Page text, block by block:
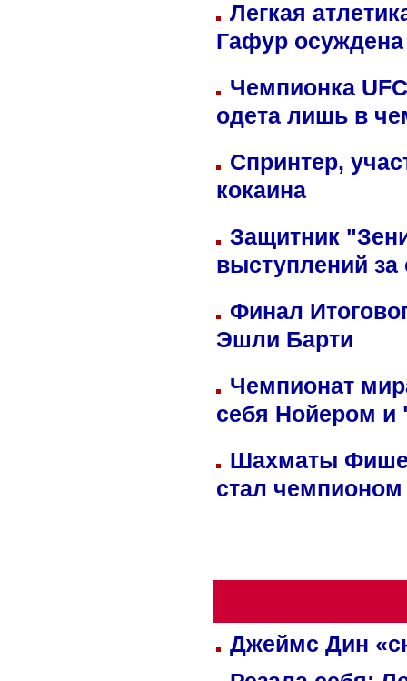
Легкая
Гафур осуждена
Чемпионка
одета лишь в
Спринтер,
кокаина
Защитник
выступлений
Финал
Эшли Барти
Чемпионат
себя Нойером и
Шахматы
стал
Джеймс Дин